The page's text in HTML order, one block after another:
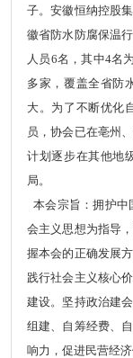
子。安徽恒纳控股
徽省防水防腐保温
人员6名，其中4名
多家，覆盖全省防
大。为了不断优化
员，协会已在亳州
计划逐步在其他地
局。
本会宗旨：拥护中
会主义思想为指导
握本会的正确发展
践行社会主义核心
建设。坚持政治建
组建、自筹经费、
响力，促进民营经